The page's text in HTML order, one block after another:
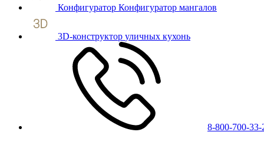
Конфигуратор Конфигуратор мангалов
3D-конструктор уличных кухонь
8-800-700-33-